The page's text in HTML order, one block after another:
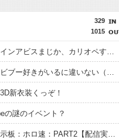
329
1015
【ホロライブ】メイドインアビスまじか、カリオペすげえな
【ホロライブ】社員にビブー好きがいるに違いない（確信
新衣装くっぞ！
の謎のイベント？
【雑談】ホロライブ掲示板：ホロ速：PART2【配信実況可】